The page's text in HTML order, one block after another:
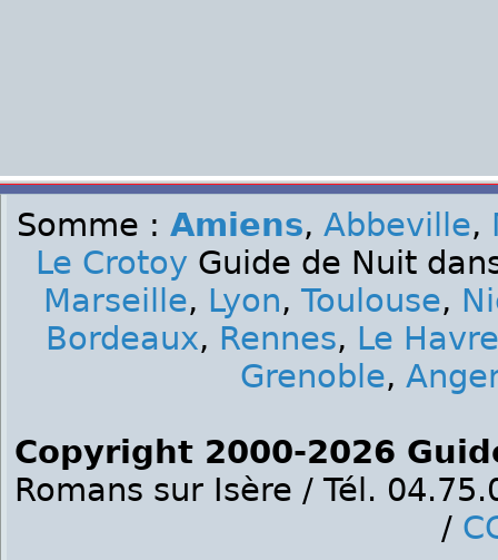
Somme : Amiens, Abbeville,
Le Crotoy Guide de Nuit
Marseille, Lyon, Toulouse,
Bordeaux, Rennes, Le Havre
Grenoble,
Copyright 2000-2026
Romans sur Isère / Tél.
/